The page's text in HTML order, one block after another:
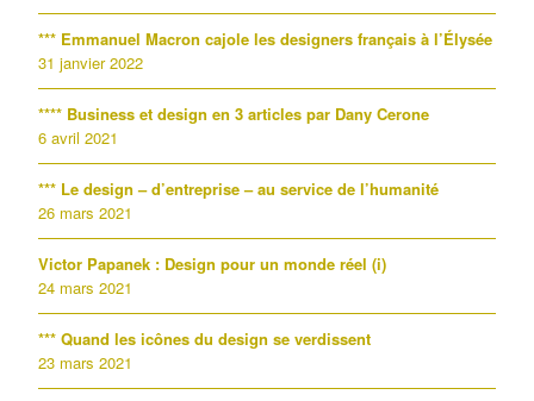
*** Emmanuel Macron cajole les designers français à l’Élysée
31 janvier 2022
**** Business et design en 3 articles par Dany Cerone
6 avril 2021
*** Le design – d’entreprise – au service de l’humanité
26 mars 2021
Victor Papanek : Design pour un monde réel (i)
24 mars 2021
*** Quand les icônes du design se verdissent
23 mars 2021